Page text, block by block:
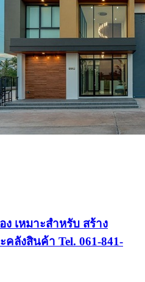
เหมาะสำหรับ สร้าง
ลังสินค้า Tel. 061-841-